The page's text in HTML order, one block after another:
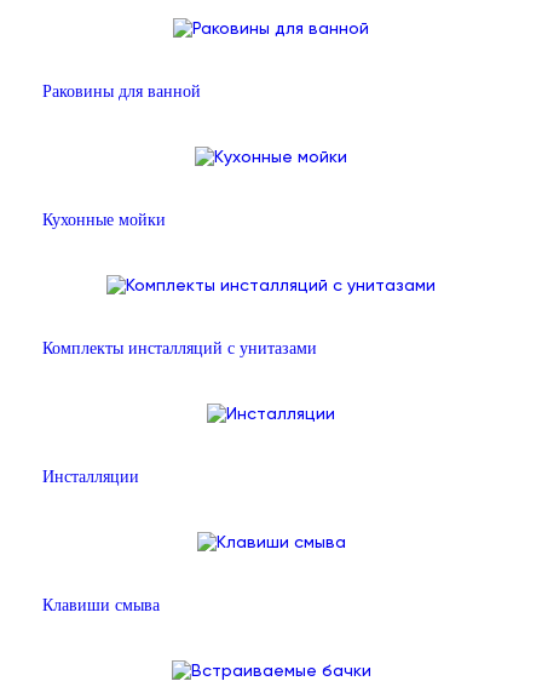
Раковины для ванной
Кухонные мойки
Комплекты инсталляций с унитазами
Инсталляции
Клавиши смыва